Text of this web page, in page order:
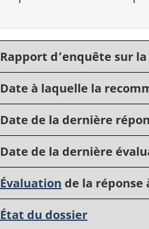
Rapport d’enquête sur
Date à laquelle la
Date de la dernière
Date de la dernière
Évaluation de la
État du dossier